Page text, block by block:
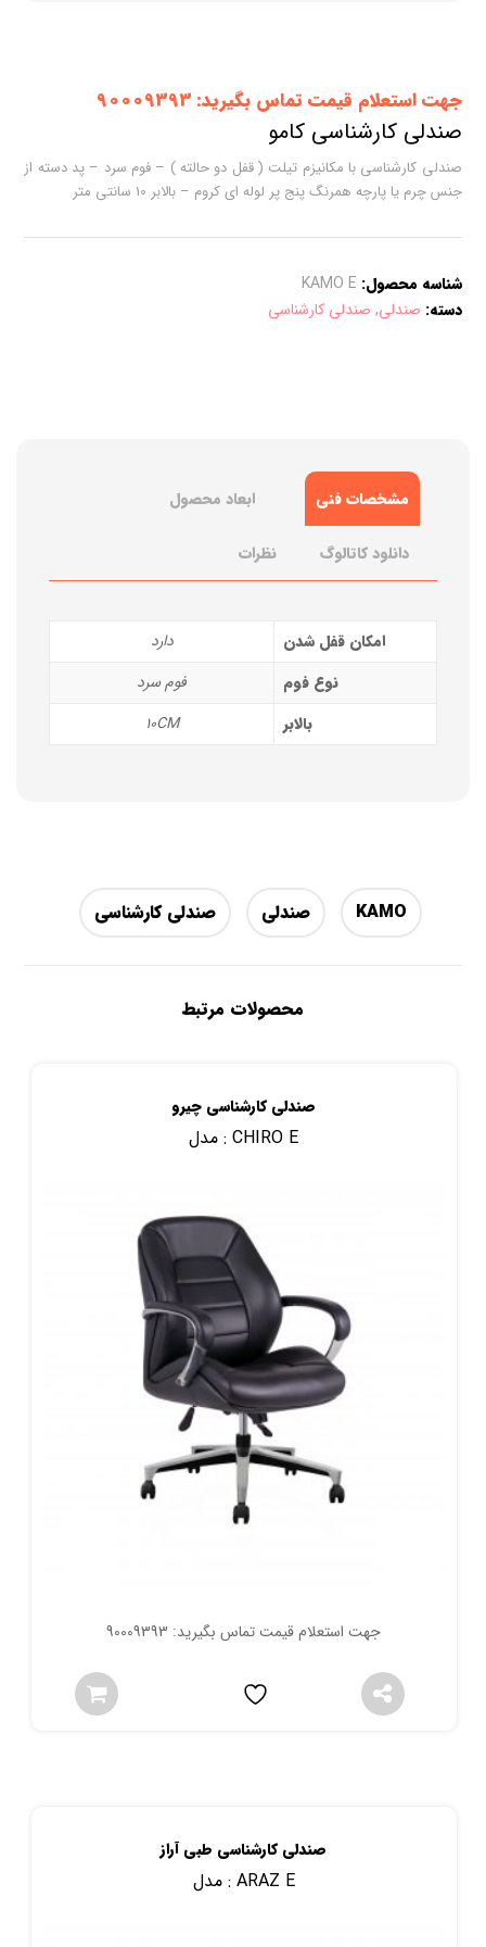
جهت استعلام قیمت تماس بگیرید: 90009393
صندلی کارشناسی کامو
صندلی کارشناسی با مکانیزم تیلت ( قفل دو حالته ) – فوم سرد – پد دسته از
جنس چرم یا پارچه همرنگ پنج پر لوله ای کروم – بالابر 10 سانتی متر
شناسه محصول: KAMO E
دسته: صندلی, صندلی کارشناسی
مشخصات فنی ابعاد محصول
دانلود کاتالوگ نظرات
امکان قفل شدن
دارد
نوع فوم
فوم سرد
بالابر
10CM
KAMO صندلی صندلی کارشناسی
محصولات مرتبط
صندلی کارشناسی چیرو
مدل :CHIRO E
جهت استعلام قیمت تماس بگیرید: 90009393
صندلی کارشناسی طبی آراز
مدل : ARAZ E